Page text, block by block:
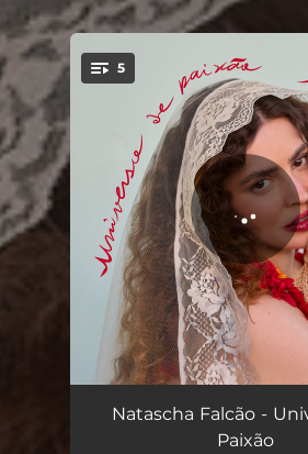
You're all set!
5
Timidez
Natascha Falcão -
Paixão